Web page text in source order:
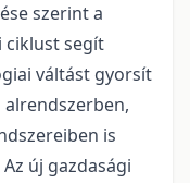
szerint a
ciklust segít
váltást gyorsít
is
új gazdasági